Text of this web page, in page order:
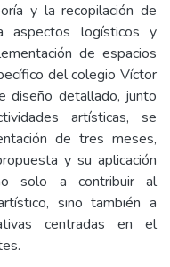
y la recopilación de
aspectos logísticos y
de espacios
del colegio Víctor
diseño detallado, junto
artísticas, se
de tres meses,
y su aplicación
solo a contribuir al
sino también a
centradas en el